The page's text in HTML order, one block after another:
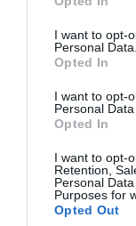
use your data for
consent section.
I want to opt-
Personal Data.
Opted In
I want to opt-
Personal
Opted In
I want to opt-
Retention,
Personal
Purposes for
Opted Out
nemzetközi
szomszédos
rendszert
Indexkép: